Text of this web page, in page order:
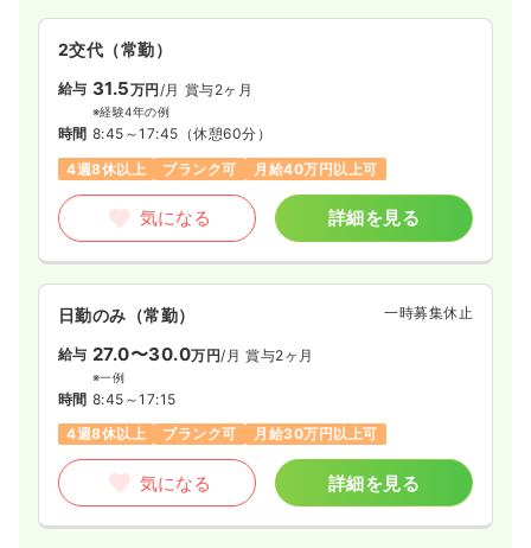
2交代（常勤）
給与 31.5万円/月 賞与2ヶ月
※経験4年の例
時間 8:45～17:45 （休憩60分）
4週8休以上
ブランク可 月給40万円以上可
気になる 詳細を見る
日勤のみ（常勤） 一時募集休止
給与 27.0〜30.0万円/月 賞与2ヶ月
※一例
時間 8:45～17:15
4週8休以上
ブランク可 月給30万円以上可
気になる 詳細を見る